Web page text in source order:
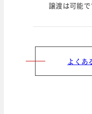
譲渡は可能で
よくあ